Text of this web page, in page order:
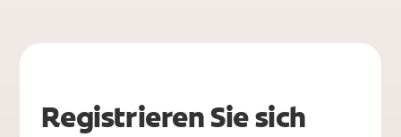
Registrieren Sie sich